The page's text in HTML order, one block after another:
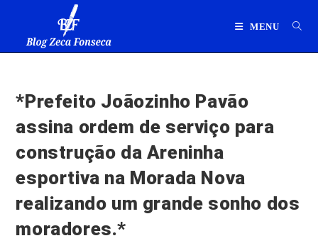
MENU
*Prefeito Joãozinho Pavão
assina ordem de serviço para
construção da Areninha
esportiva na Morada Nova
realizando um grande sonho dos
moradores.*